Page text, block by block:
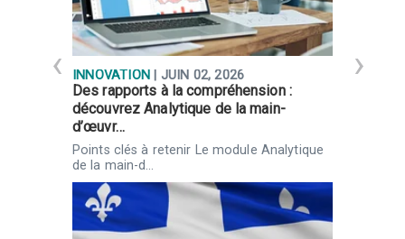
INNOVATION | JUIN 02, 2026
Des rapports à la compréhension :
découvrez Analytique de la main-
d’œuvr…
Points clés à retenir Le module Analytique
de la main-d…